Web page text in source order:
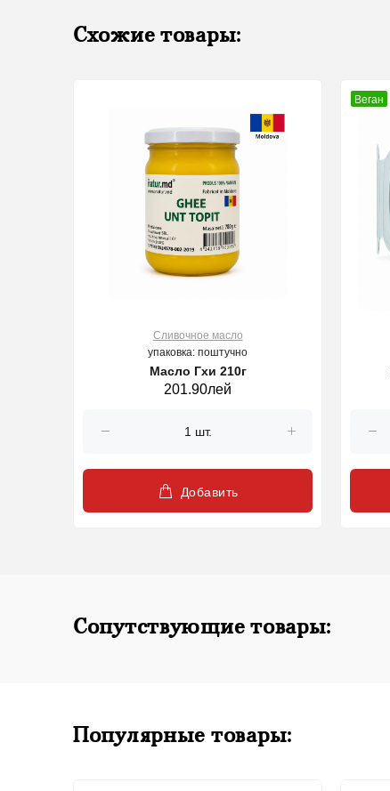
Схожие товары:
Cливочное масло
упаковка: поштучно
Масло Гхи 210г
201.90лей
Добавить
Веган
Сопутствующие товары:
Популярные товары: